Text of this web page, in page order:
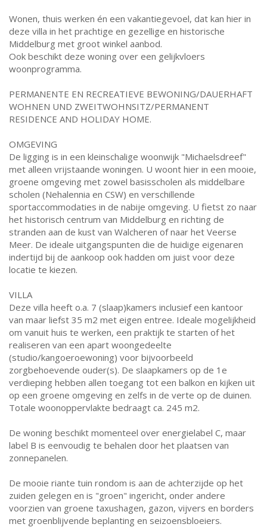
Wonen, thuis werken én een vakantiegevoel, dat kan hier in
deze villa in het prachtige en gezellige en historische
Middelburg met groot winkel aanbod.
Ook beschikt deze woning over een gelijkvloers
woonprogramma.
PERMANENTE EN RECREATIEVE BEWONING/DAUERHAFT
WOHNEN UND ZWEITWOHNSITZ/PERMANENT
RESIDENCE AND HOLIDAY HOME.
OMGEVING
De ligging is in een kleinschalige woonwijk "Michaelsdreef"
met alleen vrijstaande woningen. U woont hier in een mooie,
groene omgeving met zowel basisscholen als middelbare
scholen (Nehalennia en CSW) en verschillende
sportaccommodaties in de nabije omgeving. U fietst zo naar
het historisch centrum van Middelburg en richting de
stranden aan de kust van Walcheren of naar het Veerse
Meer. De ideale uitgangspunten die de huidige eigenaren
indertijd bij de aankoop ook hadden om juist voor deze
locatie te kiezen.
VILLA
Deze villa heeft o.a. 7 (slaap)kamers inclusief een kantoor
van maar liefst 35 m2 met eigen entree. Ideale mogelijkheid
om vanuit huis te werken, een praktijk te starten of het
realiseren van een apart woongedeelte
(studio/kangoeroewoning) voor bijvoorbeeld
zorgbehoevende ouder(s). De slaapkamers op de 1e
verdieping hebben allen toegang tot een balkon en kijken uit
op een groene omgeving en zelfs in de verte op de duinen.
Totale woonoppervlakte bedraagt ca. 245 m2.
De woning beschikt momenteel over energielabel C, maar
label B is eenvoudig te behalen door het plaatsen van
zonnepanelen.
De mooie riante tuin rondom is aan de achterzijde op het
zuiden gelegen en is "groen" ingericht, onder andere
voorzien van groene taxushagen, gazon, vijvers en borders
met groenblijvende beplanting en seizoensbloeiers.